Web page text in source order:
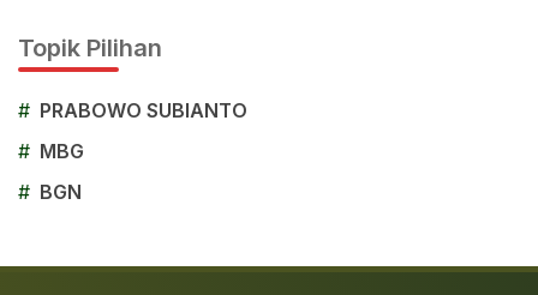
Topik Pilihan
# PRABOWO SUBIANTO
# MBG
# BGN